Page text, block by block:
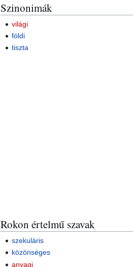
Szinonimák
világi
földi
tiszta
Rokon értelmű szavak
szekuláris
közönséges
anyagi